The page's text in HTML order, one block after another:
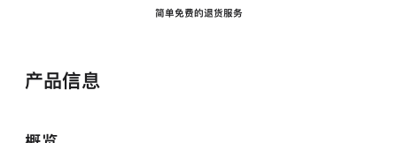
简单免费的退货服务
产品信息